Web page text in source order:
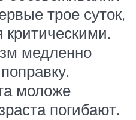
трое суток,
критическими.
медленно
моложе
погибают.